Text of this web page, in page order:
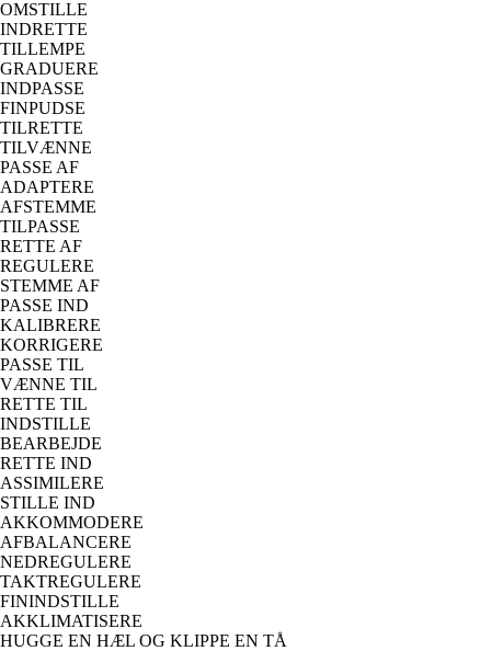
OMSTILLE
INDRETTE
TILLEMPE
GRADUERE
INDPASSE
FINPUDSE
TILRETTE
TILVÆNNE
PASSE AF
ADAPTERE
AFSTEMME
TILPASSE
RETTE AF
REGULERE
STEMME AF
PASSE IND
KALIBRERE
KORRIGERE
PASSE TIL
VÆNNE TIL
RETTE TIL
INDSTILLE
BEARBEJDE
RETTE IND
ASSIMILERE
STILLE IND
AKKOMMODERE
AFBALANCERE
NEDREGULERE
TAKTREGULERE
FININDSTILLE
AKKLIMATISERE
HUGGE EN HÆL OG KLIPPE EN TÅ